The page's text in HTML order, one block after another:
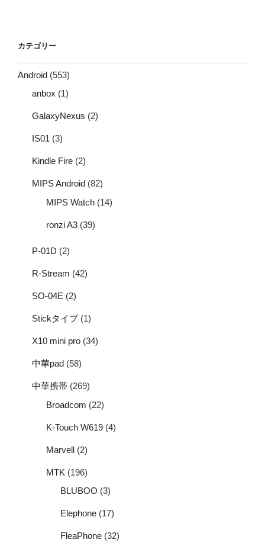
カテゴリー
Android (553)
anbox (1)
GalaxyNexus (2)
IS01 (3)
Kindle Fire (2)
MIPS Android (82)
MIPS Watch (14)
ronzi A3 (39)
P-01D (2)
R-Stream (42)
SO-04E (2)
Stickタイプ(1)
X10 mini pro (34)
中華pad (58)
中華携帯 (269)
Broadcom (22)
K-Touch W619 (4)
Marvell (2)
MTK (196)
BLUBOO (3)
Elephone (17)
FleaPhone (32)